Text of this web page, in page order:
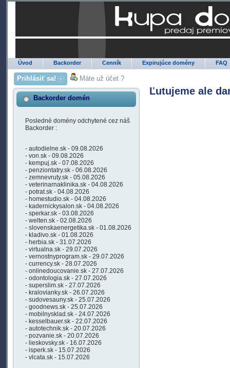
Úvod Backorder Cenník Expirujúce domény FAQ
Prihlásiť sa! Máte už účet ?
Backorder domén
Posledné domény odchytené cez náš
Backorder :
- autodielne.sk - 09.08.2026
- von.sk - 09.08.2026
- kempuj.sk - 07.08.2026
- penziontatry.sk - 06.08.2026
- zemnevruty.sk - 05.08.2026
- veterinarnaklinika.sk - 04.08.2026
- potrat.sk - 04.08.2026
- homestudio.sk - 04.08.2026
- kadernickysalon.sk - 04.08.2026
- sperkar.sk - 03.08.2026
- welten.sk - 02.08.2026
- slovenskaenergetika.sk - 01.08.2026
- kladivo.sk - 01.08.2026
- herbia.sk - 31.07.2026
- virtualna.sk - 29.07.2026
- vernostnyprogram.sk - 29.07.2026
- currency.sk - 28.07.2026
- onlinedoucovanie.sk - 27.07.2026
- odontologia.sk - 27.07.2026
- superslim.sk - 27.07.2026
- kralovianky.sk - 26.07.2026
- sudovesauny.sk - 25.07.2026
- goodnews.sk - 25.07.2026
- mobilnysklad.sk - 24.07.2026
- kesselbauer.sk - 22.07.2026
- autotechnik.sk - 20.07.2026
- pozvanie.sk - 20.07.2026
- lieskovsky.sk - 16.07.2026
- isperk.sk - 15.07.2026
- vlcata.sk - 15.07.2026
Ľutujeme ale